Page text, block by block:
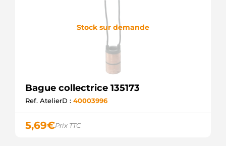
Stock sur demande
Bague collectrice 135173
Ref. AtelierD : 40003996
5,69€Prix TTC